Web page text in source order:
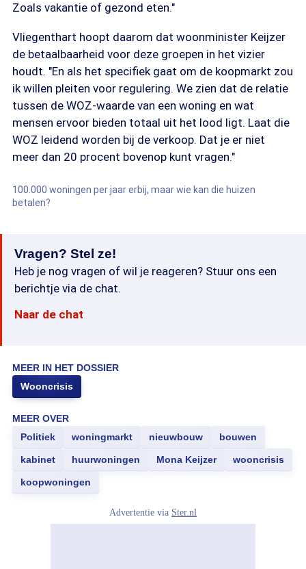
Zoals vakantie of gezond eten."
Vliegenthart hoopt daarom dat woonminister Keijzer
de betaalbaarheid voor deze groepen in het vizier
houdt. "En als het specifiek gaat om de koopmarkt zou
ik willen pleiten voor regulering. We zien dat de relatie
tussen de WOZ-waarde van een woning en wat
mensen ervoor bieden totaal uit het lood ligt. Laat die
WOZ leidend worden bij de verkoop. Dat je er niet
meer dan 20 procent bovenop kunt vragen."
100.000 woningen per jaar erbij, maar wie kan die huizen
betalen?
Vragen? Stel ze!
Heb je nog vragen of wil je reageren? Stuur ons een
berichtje via de chat.
Naar de chat
MEER IN HET DOSSIER
Wooncrisis
MEER OVER
Politiek
woningmarkt nieuwbouw bouwen
kabinet huurwoningen Mona Keijzer wooncrisis
koopwoningen
Advertentie via Ster.nl